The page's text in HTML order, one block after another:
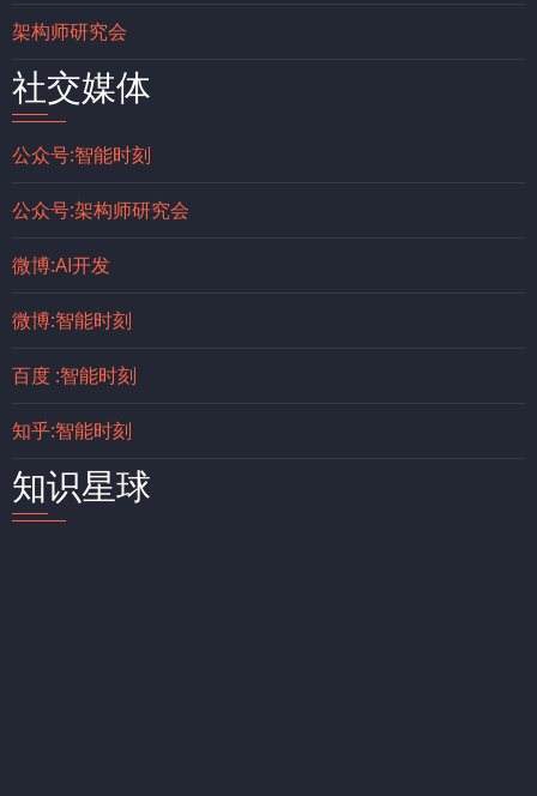
架构师研究会
社交媒体
公众号:智能时刻
公众号:架构师研究会
微博:AI开发
微博:智能时刻
百度 :智能时刻
知乎:智能时刻
知识星球